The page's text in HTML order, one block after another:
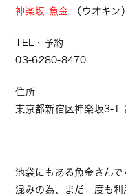
神楽坂 魚金 （ウオキン）
TEL・予約
03-6280-8470
住所
東京都新宿区神楽坂3-1
池袋にもある魚金さん
混みの為、まだ一度も利